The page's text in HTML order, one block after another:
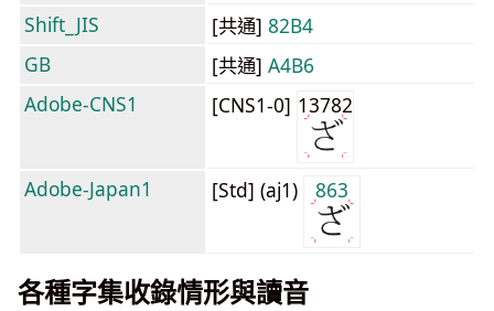
Shift_JIS
[共通] 82B4
GB
[共通] A4B6
Adobe-CNS1
[CNS1-0] 13782
Adobe-Japan1 [Std] (aj1) 863
各種字集收錄情形與讀音